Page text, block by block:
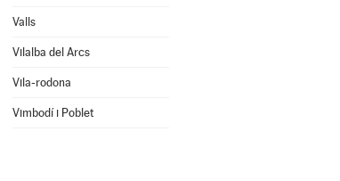
Valls
Vilalba del Arcs
Vila-rodona
Vimbodí i Poblet